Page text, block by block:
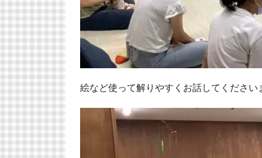
絵など使って解りやすくお話してください